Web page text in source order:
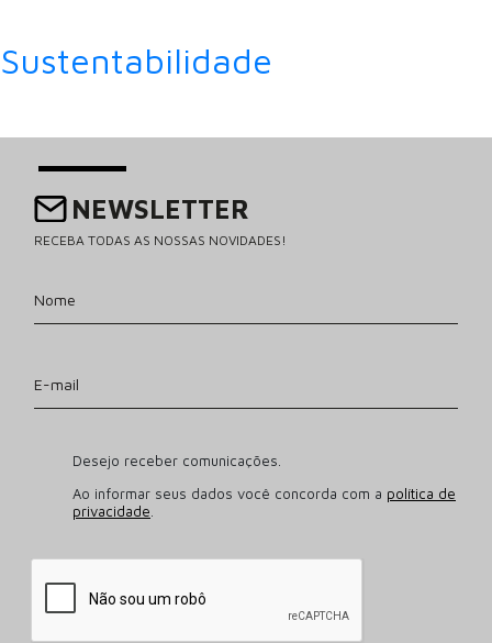
Sustentabilidade
NEWSLETTER
RECEBA TODAS AS NOSSAS NOVIDADES!
Desejo receber comunicações.
Ao informar seus dados você concorda com a política de
privacidade